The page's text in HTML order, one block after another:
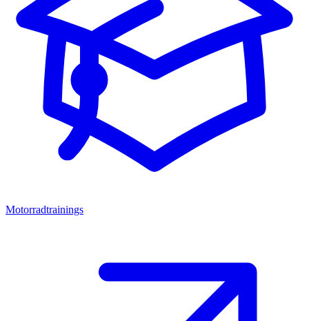
Motorradtrainings